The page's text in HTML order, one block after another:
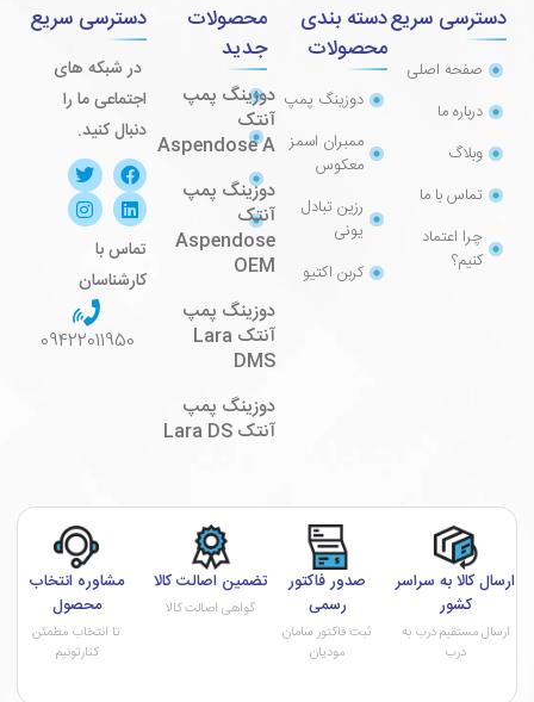
دسترسی سریع
صفحه اصلی
درباره ما
وبلاگ
تماس با ما
چرا اعتماد
کنیم؟
دسته بندی
محصولات
دوزینگ پمپ
ممبران اسمز
معکوس
رزین تبادل
یونی
کربن اکتیو
محصولات
جدید
دوزینگ پمپ
آنتک
Aspendose A
دوزینگ پمپ
آنتک
Aspendose
OEM
دوزینگ پمپ
آنتک Lara
DMS
دوزینگ پمپ
آنتک Lara DS
دسترسی سریع
در شبکه های
اجتماعی ما را
دنبال کنید.
تماس با
کارشناسان
09422011950
ارسال کالا به سراسر
کشور
ارسال مستقیم درب به
درب
صدور فاکتور
رسمی
ثبت فاکتور سامان
مودیان
تضمین اصالت کالا
گواهی اصالت کالا
مشاوره انتخاب
محصول
تا انتخاب مطمئن
کنارتونیم